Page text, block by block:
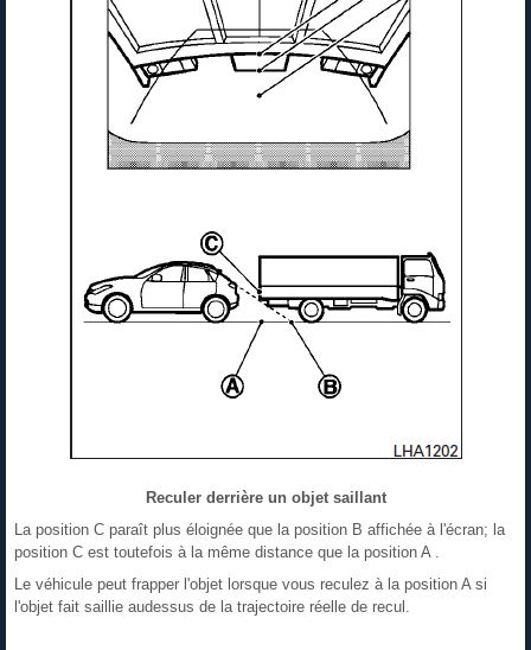
Reculer derrière un objet saillant
La position C paraît plus éloignée que la position B affichée à l'écran; la
position C est toutefois à la même distance que la position A .
Le véhicule peut frapper l'objet lorsque vous reculez à la position A si
l'objet fait saillie audessus de la trajectoire réelle de recul.